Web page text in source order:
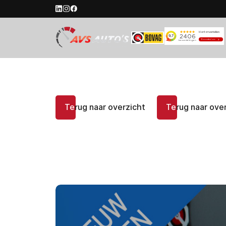
Terug naar overzicht Terug naar